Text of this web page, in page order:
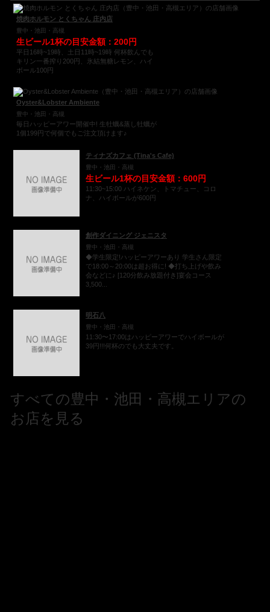
焼肉ホルモン とくちゃん 庄内店
豊中・池田・高槻
生ビール1杯の目安金額：200円
平日16時~19時、土日11時~19時 何杯飲んでも
キリン一番搾り200円、氷結無糖レモン、ハイ
ボール100円
Oyster&Lobster Ambiente
豊中・池田・高槻
毎日ハッピーアワー開催中! 生牡蠣&蒸し牡蠣が
1個199円で何個でもご注文頂けます♪
ティナズカフェ (Tina's Cafe)
豊中・池田・高槻
生ビール1杯の目安金額：600円
11:30~15:00 ハイネケン、トマチュー、コロ
ナ、ハイボールが600円
創作ダイニング ジェニスタ
豊中・池田・高槻
◆学生限定!ハッピーアワーあり 学生さん限定
で18:00～20:00は超お得に! ◆打ち上げや飲み
会などに♪ [120分飲み放題付き]宴会コース
3,500...
明石八
豊中・池田・高槻
11:30〜17:00はハッピーアワーでハイボールが
39円!!!何杯のでも大丈夫です。
すべての豊中・池田・高槻エリアの
お店を見る